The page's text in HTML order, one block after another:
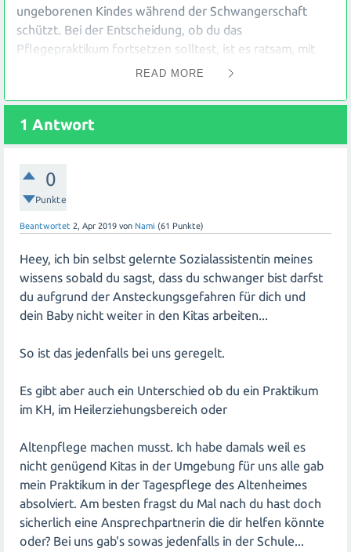
ungeborenen Kindes während der Schwangerschaft
schützt. Bei der Entscheidung, ob du das
Pflegepraktikum fortsetzen solltest, ist es ratsam, mit
deinem Arzt zu sprechen und seine Meinung einzuholen.
individuelle Empfehlungen geben.
Generell gibt es keine pauschale Antwort auf diese
die berücksichtigt werden sollten, sind die Art des
Praktikums (z.B. direkter Kontakt mit infektiösen
Risiken für Komplikationen während der
Schwangerschaft.
Wenn dein Arzt grünes Licht gibt und keine besonderen
Bedenken bestehen, kannst du das Praktikum
sicherzustellen, dass geeignete Schutzmaßnahmen
minimieren. Dazu gehören regelmäßiges Händewaschen,
das Tragen von Schutzkleidung und die Vermeidung von
Es ist auch wichtig, dass du dich bei deiner
Ausbildungseinrichtung über deren Richtlinien und
Vorschriften informierst. Möglicherweise haben sie
spezifische Regelungen für schwangere Studentinnen
oder können alternative Optionen anbieten, um deine
READ MORE
1 Antwort
0
Punkte
Beantwortet 2, Apr 2019 von Nami (61 Punkte)
Heey, ich bin selbst gelernte Sozialassistentin meines
wissens sobald du sagst, dass du schwanger bist darfst
du aufgrund der Ansteckungsgefahren für dich und
dein Baby nicht weiter in den Kitas arbeiten...
So ist das jedenfalls bei uns geregelt.
Es gibt aber auch ein Unterschied ob du ein Praktikum
im KH, im Heilerziehungsbereich oder
Altenpflege machen musst. Ich habe damals weil es
nicht genügend Kitas in der Umgebung für uns alle gab
mein Praktikum in der Tagespflege des Altenheimes
absolviert. Am besten fragst du Mal nach du hast doch
sicherlich eine Ansprechpartnerin die dir helfen könnte
oder? Bei uns gab's sowas jedenfalls in der Schule...